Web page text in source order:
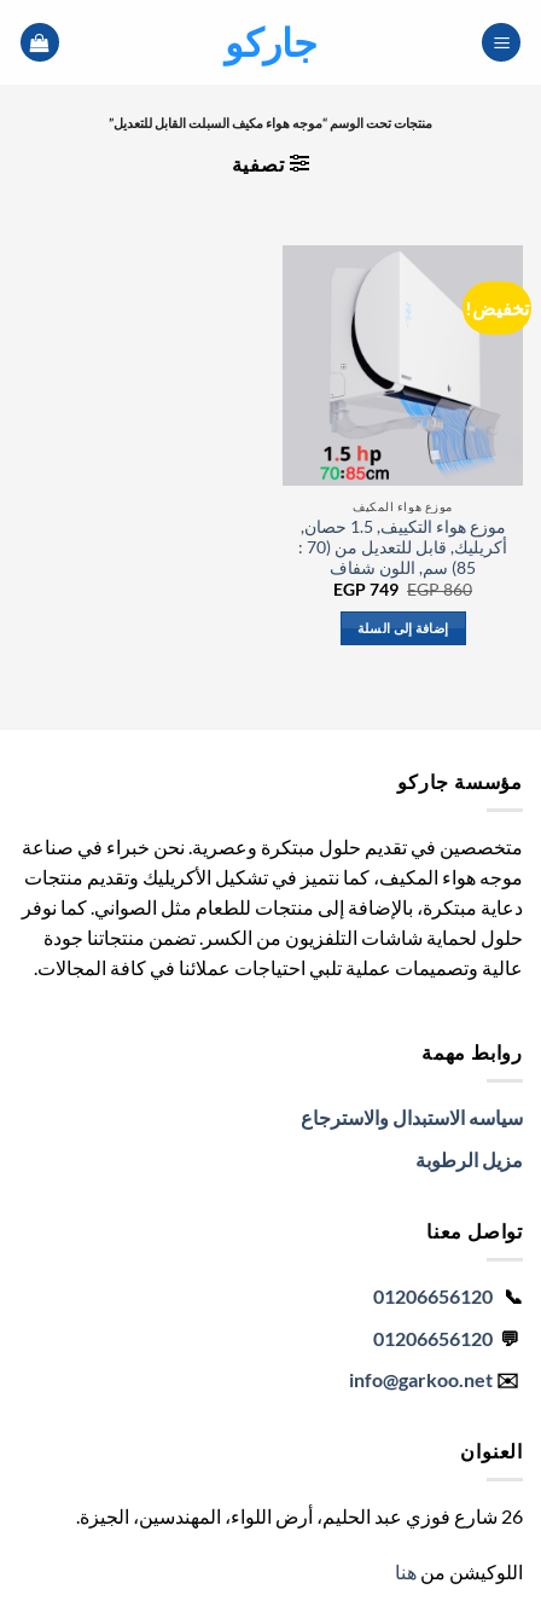
للمحتوى
جاركو
منتجات تحت الوسم “موجه هواء مكيف السبلت القابل للتعديل”
تصفية
تخفيض!
موزع هواء المكيف
موزع هواء التكييف, 1.5 حصان,
أكريليك, قابل للتعديل من (70 :
85) سم, اللون شفاف
EGP860
السعر
هو:
EGP 860.
EGP749
إضافة إلى السلة
مؤسسة جاركو
متخصصين في تقديم حلول مبتكرة وعصرية. نحن خبراء في صناعة
موجه هواء المكيف، كما نتميز في تشكيل الأكريليك وتقديم منتجات
دعاية مبتكرة، بالإضافة إلى منتجات للطعام مثل الصواني. كما نوفر
حلول لحماية شاشات التلفزيون من الكسر. تضمن منتجاتنا جودة
عالية وتصميمات عملية تلبي احتياجات عملائنا في كافة المجالات.
روابط مهمة
سياسه الاستبدال والاسترجاع
مزيل الرطوبة
تواصل معنا
📞
01206656120
💬
01206656120
✉️
info@garkoo.net
العنوان
26 شارع فوزي عبد الحليم، أرض اللواء، المهندسين، الجيزة .
اللوكيشن من هنا